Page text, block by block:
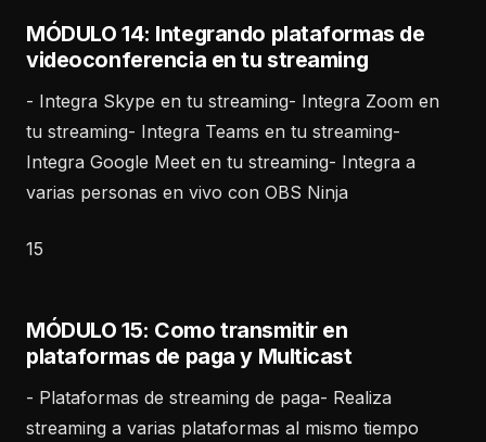
MÓDULO 14: Integrando plataformas de
videoconferencia en tu streaming
- Integra Skype en tu streaming- Integra Zoom en
tu streaming- Integra Teams en tu streaming-
Integra Google Meet en tu streaming- Integra a
varias personas en vivo con OBS Ninja
15
MÓDULO 15: Como transmitir en
plataformas de paga y Multicast
- Plataformas de streaming de paga- Realiza
streaming a varias plataformas al mismo tiempo